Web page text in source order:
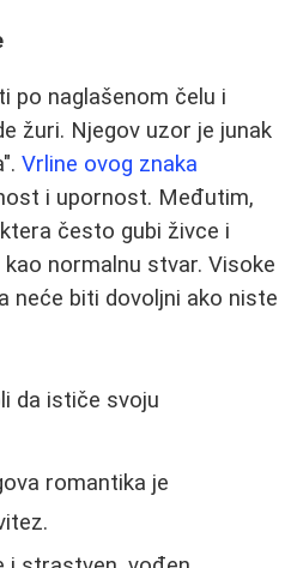
po naglašenom čelu i
žuri. Njegov uzor je junak
Vrline ovog znaka
i upornost. Međutim,
često gubi živce i
normalnu stvar. Visoke
neće biti dovoljni ako niste
da ističe svoju
romantika je